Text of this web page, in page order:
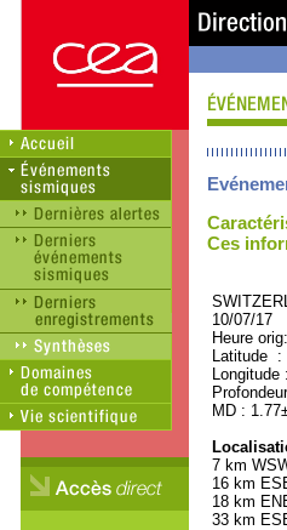
Ces
10/07/
Heure
MD :
7 km
16 km
18 km
33 km